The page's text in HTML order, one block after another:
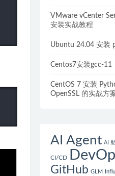
VMware vCenter
安装实战教程
Ubuntu 24.04 安装
Centos7安装gcc-11
CentOS 7 安装
OpenSSL 的实战方
AI Agent AI
CI/CD
GitHub GLM